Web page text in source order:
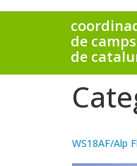
de
de
WS18AF/Alp